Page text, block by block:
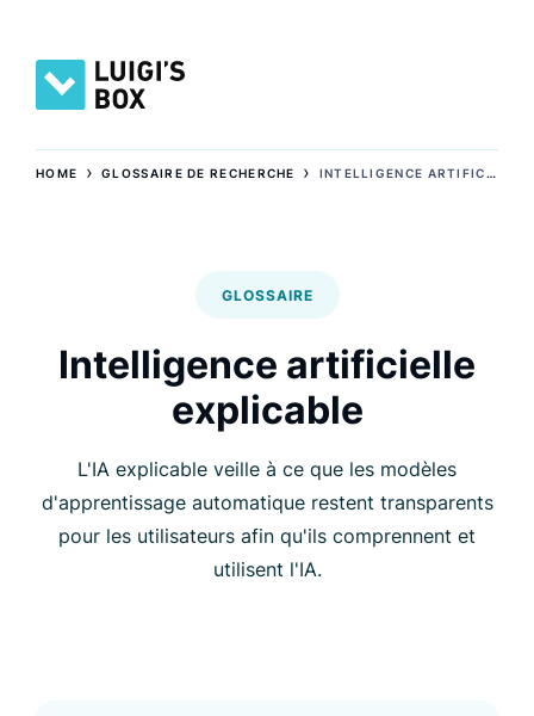
HOME ›GLOSSAIRE DE RECHERCHE › INTELLIGENCE ARTIFICIELLE EXPLICABLE
GLOSSAIRE
Intelligence artificielle
explicable
L'IA explicable veille à ce que les modèles
d'apprentissage automatique restent transparents
pour les utilisateurs afin qu'ils comprennent et
utilisent l'IA.